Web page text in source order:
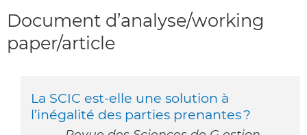
Document d’analyse/working
paper/article
La SCIC est-elle une solution à
l’inégalité des parties prenantes ?